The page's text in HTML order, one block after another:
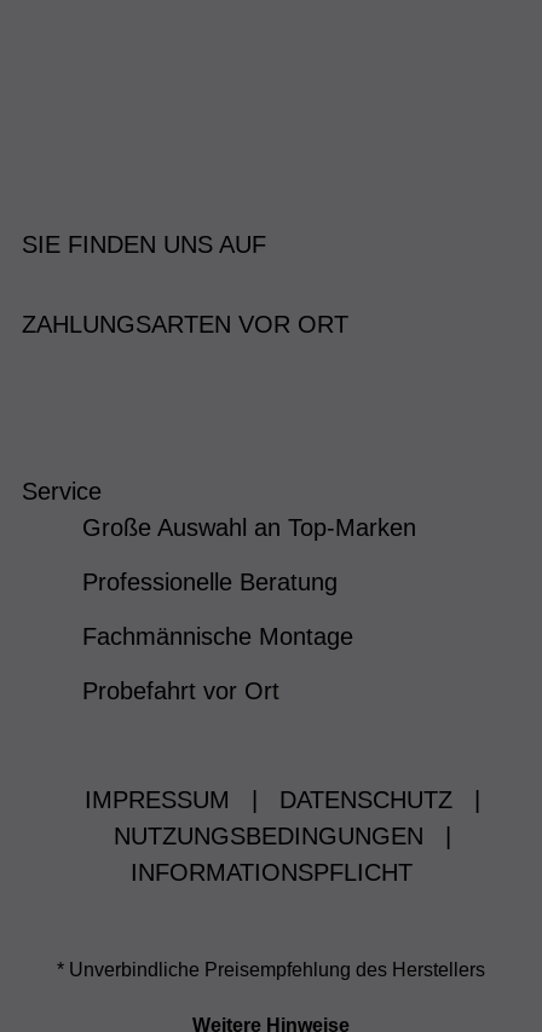
SIE FINDEN UNS AUF
ZAHLUNGSARTEN VOR ORT
Service
Große Auswahl an Top-Marken
Professionelle Beratung
Fachmännische Montage
Probefahrt vor Ort
IMPRESSUM DATENSCHUTZ
NUTZUNGSBEDINGUNGEN
INFORMATIONSPFLICHT
* Unverbindliche Preisempfehlung des Herstellers
Weitere Hinweise